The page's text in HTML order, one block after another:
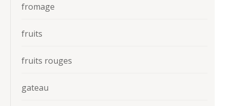
fromage
fruits
fruits rouges
gateau